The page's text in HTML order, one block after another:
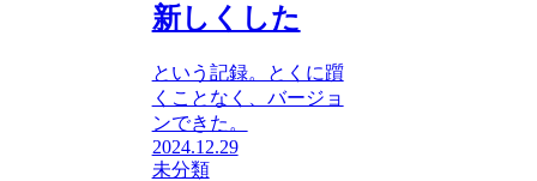
新しくした
という記録。とくに躓
くことなく、バージョ
ンできた。
2024.12.29
未分類